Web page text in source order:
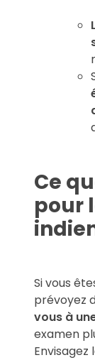
Ce
pour
Si vous
prévoyez
vous à
examen
Envisagez